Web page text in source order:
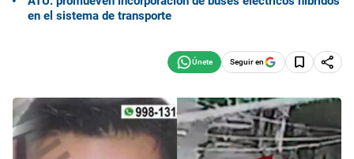
en el sistema de transporte
Seguir en